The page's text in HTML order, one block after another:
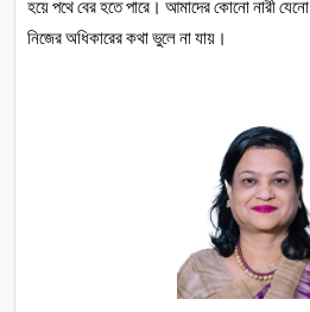
হয়েপথেবেরহতেপারে। আমাদেরকোনোনারীযেনো
নিজেরঅধিকারেরকথাভুলেনাযায়।